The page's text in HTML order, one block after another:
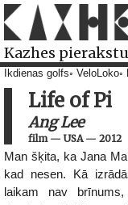
Kazhes
Ikdienas golfs VeloLoko
Life of Pi
Ang Lee
film— USA— 2012
Man šķita, ka Jana
kad nesen. Kā
laikam nav